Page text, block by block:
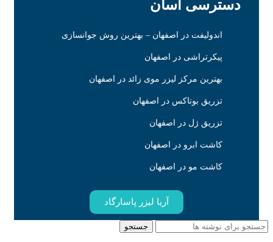
دسترسی آسان
اندولیفت در اصفهان – بهترین روش جوانسازی
پیکرتراشی در اصفهان
بهترین مرکز لیزر موی زائد در اصفهان
تزریق بوتاکس در اصفهان
تزریق ژل در اصفهان
کاشت ابرو در اصفهان
کاشت مو در اصفهان
آریا لیزر پاسارگاد
جستجو